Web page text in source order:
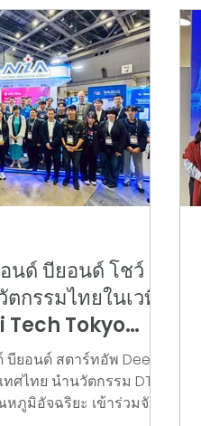
and Medium
Center ภายในงาน
วัตกรรมระดับภูมิภาค
ารากอนฮอล สยามพารา
นด์ บียอนด์ โชว์
กรรมไทยในเวที
Tech Tokyo
ยอนด์ สตาร์ทอัพ Deep
ศไทย นำนวัตกรรม DTI
ภูมิอัจฉริยะ เข้าร่วมจัด